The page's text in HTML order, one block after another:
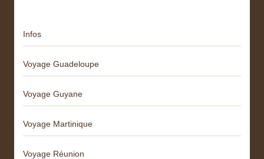
Infos
Voyage Guadeloupe
Voyage Guyane
Voyage Martinique
Voyage Réunion